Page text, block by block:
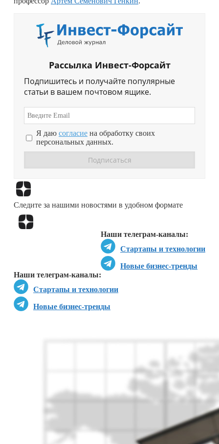
Рассылка Инвест-Форсайт
Подпишитесь и получайте популярные
статьи в вашем почтовом ящике.
Я даю согласие на обработку своих
персональных данных.
Следите за нашими новостями в удобном формате
Наши телеграм-каналы:
Стартапы и технологии
Новые бизнес-тренды
Наши телеграм-каналы:
Стартапы и технологии
Новые бизнес-тренды